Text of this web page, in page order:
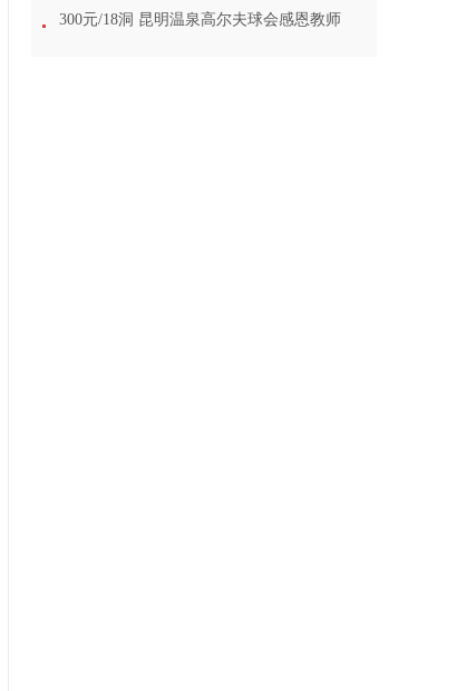
300元/18洞 昆明温泉高尔夫球会感恩教师